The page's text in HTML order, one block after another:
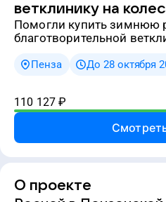
ветклинику на
Помогли купить зимнюю резину для мобильной
благотворительной
Пенза До 28 октября
110 127 ₽
О проекте